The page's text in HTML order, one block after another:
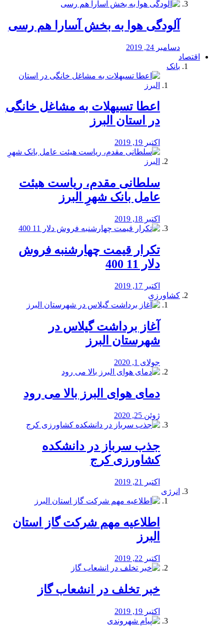
آلودگی هوا به بخش آسارا هم رسی
دسامبر 24, 2019
اقتصاد
بانک
️اعطا تسیهلات به مشاغل خانگی
در استان البرز
اکتبر 19, 2019
سلطانی مقدم، ریاست هیئت
عامل بانک شهرِ البرز
اکتبر 18, 2019
تکرار قیمت چهارشنبه فروش
دلار 11 400
اکتبر 17, 2019
کشاورزی
آغاز برداشت گیلاس در
شهرستان البرز
جولای 1, 2020
دمای هوای البرز بالا می رود
ژوئن 25, 2020
جذب سرباز در دانشکده
کشاورزی کرج
اکتبر 21, 2019
انرژی
️اطلاعیه مهم شرکت گاز استان
البرز
اکتبر 22, 2019
خبر تخلف در انشعاب گاز
اکتبر 19, 2019